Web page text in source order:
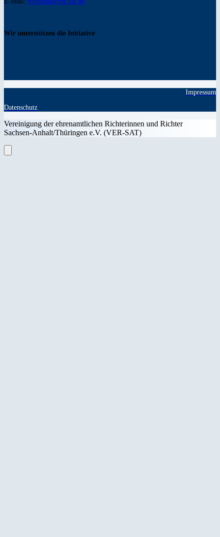
Wir unterstützen die Initiative
Impressum
Datenschutz
Vereinigung der ehrenamtlichen Richterinnen und Richter
Sachsen-Anhalt/Thüringen e.V. (VER-SAT)